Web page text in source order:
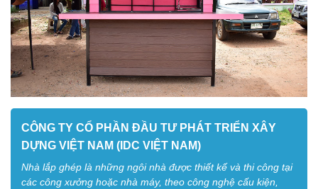
CÔNG TY CỔ PHẦN ĐẦU TƯ PHÁT TRIỂN XÂY
DỰNG VIỆT NAM (IDC VIỆT NAM)
Nhà lắp ghép là những ngôi nhà được thiết kế và thi công tại
các công xưởng hoặc nhà máy, theo công nghệ cấu kiện,